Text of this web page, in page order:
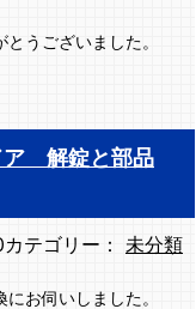
うございました。
解錠と部品
カテゴリー： 未分類
お伺いしました。